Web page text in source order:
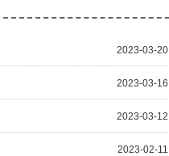
2023-03-20
2023-03-16
2023-03-12
2023-02-11